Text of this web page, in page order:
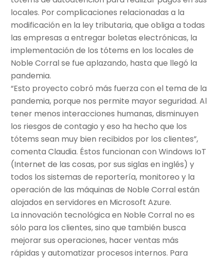
locales. Por complicaciones relacionadas a la
modificación en la ley tributaria, que obliga a todas
las empresas a entregar boletas electrónicas, la
implementación de los tótems en los locales de
Noble Corral se fue aplazando, hasta que llegó la
pandemia.
“Esto proyecto cobró más fuerza con el tema de la
pandemia, porque nos permite mayor seguridad. Al
tener menos interacciones humanas, disminuyen
los riesgos de contagio y eso ha hecho que los
tótems sean muy bien recibidos por los clientes”,
comenta Claudia. Éstos funcionan con Windows IoT
(Internet de las cosas, por sus siglas en inglés) y
todos los sistemas de reportería, monitoreo y la
operación de las máquinas de Noble Corral están
alojados en servidores en Microsoft Azure.
La innovación tecnológica en Noble Corral no es
sólo para los clientes, sino que también busca
mejorar sus operaciones, hacer ventas más
rápidas y automatizar procesos internos. Para